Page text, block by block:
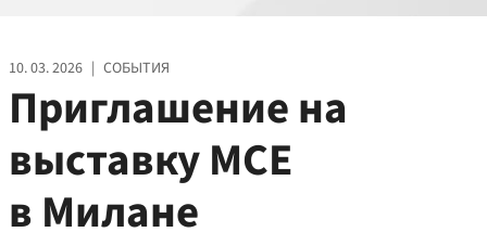
10. 03. 2026 | СОБЫТИЯ
Приглашение на
выставку MCE
в Милане